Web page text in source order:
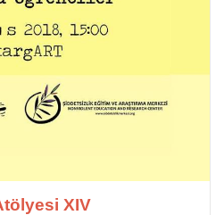
XIV